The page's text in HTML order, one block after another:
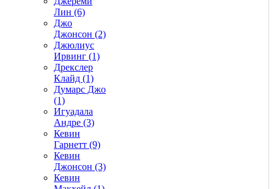
Лин (6)
Джо
Джонсон (2)
Джюлиус
Ирвинг (1)
Дрекслер
Клайд (1)
Думарс Джо
(1)
Игуадала
Андре (3)
Кевин
Гарнетт (9)
Кевин
Джонсон (3)
Кевин